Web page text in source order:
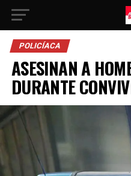
POLICÍACA
ASESINAN A
DURANTE